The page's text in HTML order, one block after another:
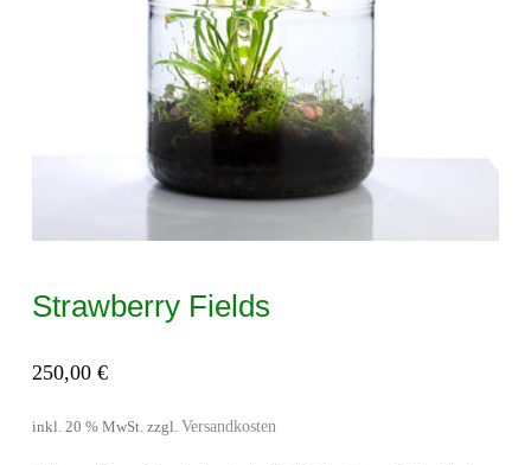
Strawberry Fields
250,00 €
inkl. 20 % MwSt. zzgl. Versandkosten